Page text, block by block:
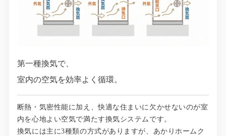
第一種換気で、
室内の空気を効率よく循環。
断熱・気密性能に加え、快適な住まいに欠かせないのが室
内を心地よい空気で満たす換気システムです。
換気には主に3種類の方式がありますが、あかりホームク